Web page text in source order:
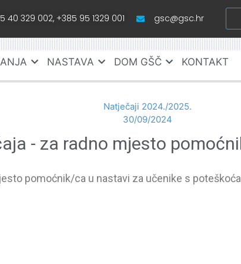
40 329 002, +385 95 1329 001 gsc@gsc.hr
NASTAVA DOM GŠČ KONTAKT
Natječaji 2024./2025.
30/09/2024
- za radno mjesto
pomoćnik/ca u nastavi za učenike s